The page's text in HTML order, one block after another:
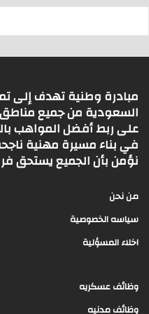
مبادرة وطنية تهدف إلى
السعودية من جميع
على ربط أفضل المواهب
في بناء مسيرة مهنية
نؤمن بأن الجميع يستحق
من نحن
سياسه الخصوصية
اخلاء المسؤلية
وظائف عسكريه
وظائف مدنيه